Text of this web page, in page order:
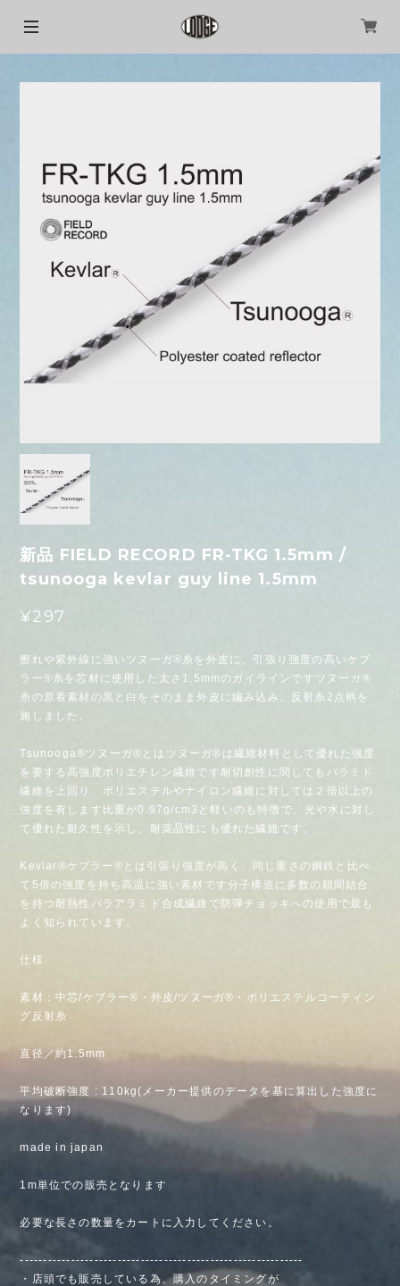
新品 FIELD RECORD FR-TKG 1.5mm /
tsunooga kevlar guy line 1.5mm
¥297
擦れや紫外線に強いツヌーガ®糸を外皮に、引張り強度の高いケブ
ラー®糸を芯材に使用した太さ1.5mmのガイラインですツヌーガ®
糸の原着素材の黒と白をそのまま外皮に編み込み、反射糸2点柄を
施しました。
Tsunooga®ツヌーガ®とはツヌーガ®は繊維材料として優れた強度
を要する高強度ポリエチレン繊維です耐切創性に関してもパラミド
繊維を上回り、ポリエステルやナイロン繊維に対しては２倍以上の
強度を有します比重が0.97g/cm3と軽いのも特徴で、光や水に対し
て優れた耐久性を示し、耐薬品性にも優れた繊維です。
Kevlar®ケブラー®とは引張り強度が高く、同じ重さの鋼鉄と比べ
て5倍の強度を持ち高温に強い素材です分子構造に多数の鎖間結合
を持つ耐熱性パラアラミド合成繊維で防弾チョッキへの使用で最も
よく知られています。
仕様
素材：中芯/ケブラー®・外皮/ツヌーガ®・ポリエステルコーティン
グ反射糸
直径／約1.5mm
平均破断強度 : 110kg(メーカー提供のデータを基に算出した強度に
なります)
made in japan
1m単位での販売となります
必要な長さの数量をカートに入力してください。
-------------------------------------------------------------
・店頭でも販売している為、購入のタイミングが